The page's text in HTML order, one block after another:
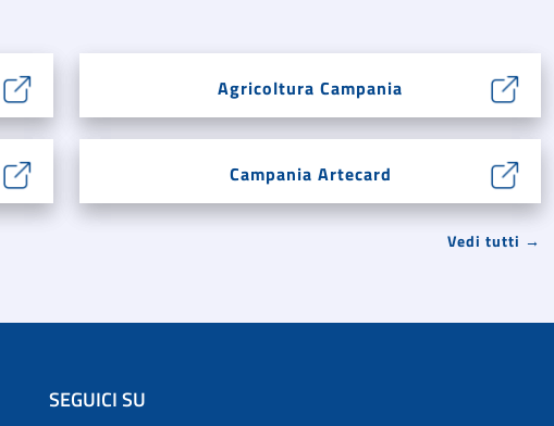
Agricoltura Campania
Campania Artecard
Vedi tutti →
SEGUICI SU